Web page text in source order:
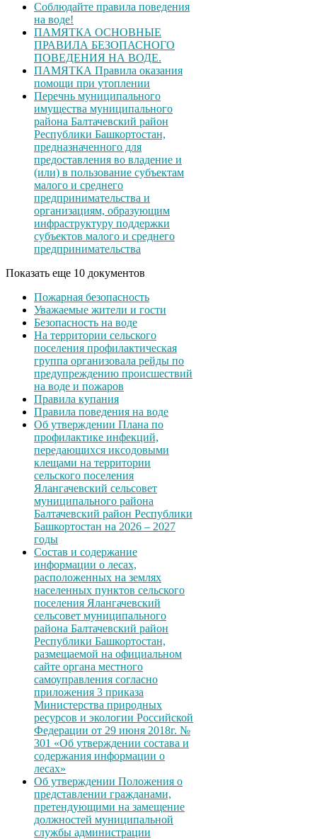
Соблюдайте правила поведения
на воде!
ПАМЯТКА ОСНОВНЫЕ
ПРАВИЛА БЕЗОПАСНОГО
ПОВЕДЕНИЯ НА ВОДЕ.
ПАМЯТКА Правила оказания
помощи при утоплении
Перечнь муниципального
имущества муниципального
района Балтачевский район
Республики Башкортостан,
предназначенного для
предоставления во владение и
(или) в пользование субъектам
малого и среднего
предпринимательства и
организациям, образующим
инфраструктуру поддержки
субъектов малого и среднего
предпринимательства
Показать еще 10 документов
Пожарная безопасность
Уважаемые жители и гости
Безопасность на воде
На территории сельского
поселения профилактическая
группа организовала рейды по
предупреждению происшествий
на воде и пожаров
Правила купания
Правила поведения на воде
Об утверждении Плана по
профилактике инфекций,
передающихся иксодовыми
клещами на территории
сельского поселения
Ялангачевский сельсовет
муниципального района
Балтачевский район Республики
Башкортостан на 2026 – 2027
годы
Состав и содержание
информации о лесах,
расположенных на землях
населенных пунктов сельского
поселения Ялангачевский
сельсовет муниципального
района Балтачевский район
Республики Башкортостан,
размещаемой на официальном
сайте органа местного
самоуправления согласно
приложения 3 приказа
Министерства природных
ресурсов и экологии Российской
Федерации от 29 июня 2018г. №
301 «Об утверждении состава и
содержания информации о
лесах»
Об утверждении Положения о
представлении гражданами,
претендующими на замещение
должностей муниципальной
службы администрации